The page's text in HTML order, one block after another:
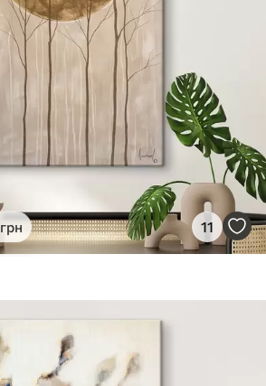
грн 11